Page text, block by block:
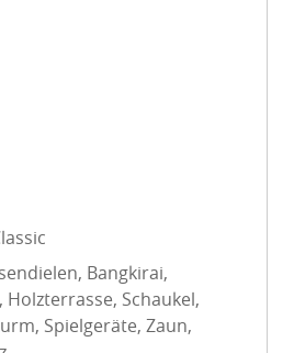
Bangkirai,
Holzterrasse, Schaukel,
Spielgeräte, Zaun,